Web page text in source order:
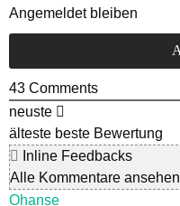
Angemeldet bleiben
43 Comments
neuste
älteste beste Bewertung
Inline Feedbacks
Alle Kommentare ansehen
Ohanse